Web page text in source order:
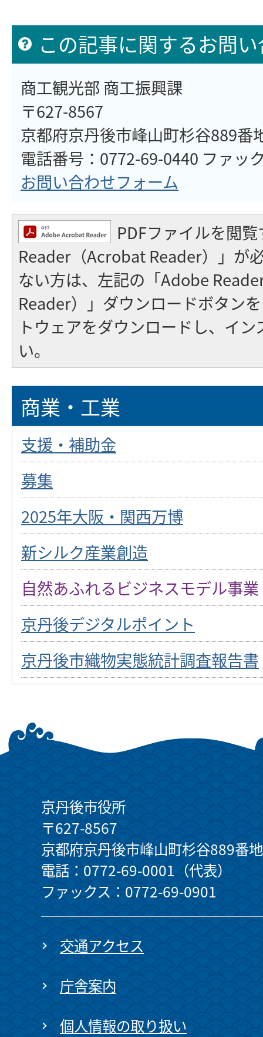
この記事に関するお問
商工観光部 商工振興課
〒627-8567
京都府京丹後市峰山町杉谷889番
電話番号：0772-69-0440 ファッ
お問い合わせフォーム
PDFファイルを閲
Reader（Acrobat Reader）」が
ない方は、左記の「Adobe
Reader）」ダウンロードボタン
トウェアをダウンロードし、イ
い。
商業・工業
支援・補助金
募集
2025年大阪・関西万博
新シルク産業創造
自然あふれるビジネスモデル事業
京丹後デジタルポイント
京丹後市織物実態統計調査報告書
京丹後市役所
〒627-8567
京都府京丹後市峰山町杉谷889番地
電話：0772-69-0001（代表）
ファックス：0772-69-0901
交通アクセス
庁舎案内
個人情報の取り扱い